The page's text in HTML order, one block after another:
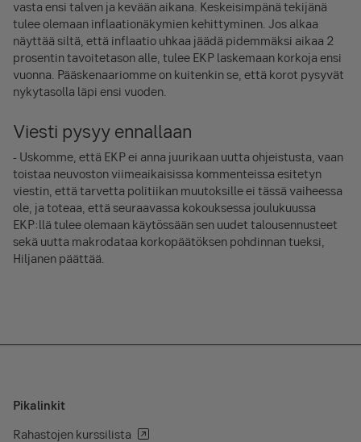
vasta ensi talven ja kevään aikana. Keskeisimpänä tekijänä
tulee olemaan inflaationäkymien kehittyminen. Jos alkaa
näyttää siltä, että inflaatio uhkaa jäädä pidemmäksi aikaa 2
prosentin tavoitetason alle, tulee EKP laskemaan korkoja ensi
vuonna. Pääskenaariomme on kuitenkin se, että korot pysyvät
nykytasolla läpi ensi vuoden.
Viesti pysyy ennallaan
- Uskomme, että EKP ei anna juurikaan uutta ohjeistusta, vaan
toistaa neuvoston viimeaikaisissa kommenteissa esitetyn
viestin, että tarvetta politiikan muutoksille ei tässä vaiheessa
ole, ja toteaa, että seuraavassa kokouksessa joulukuussa
EKP:llä tulee olemaan käytössään sen uudet talousennusteet
sekä uutta makrodataa korkopäätöksen pohdinnan tueksi,
Hiljanen päättää.
Pikalinkit
Rahastojen kurssilista